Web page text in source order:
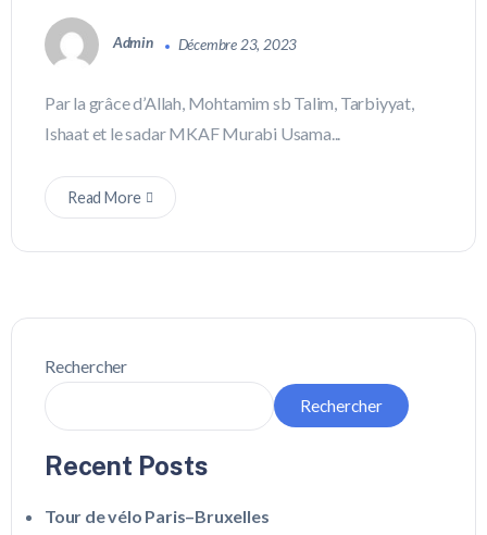
Admin Décembre 23, 2023
Par la grâce d’Allah, Mohtamim sb Talim, Tarbiyyat,
Ishaat et le sadar MKAF Murabi Usama...
Read More
Rechercher
Rechercher
Recent Posts
Tour de vélo Paris–Bruxelles